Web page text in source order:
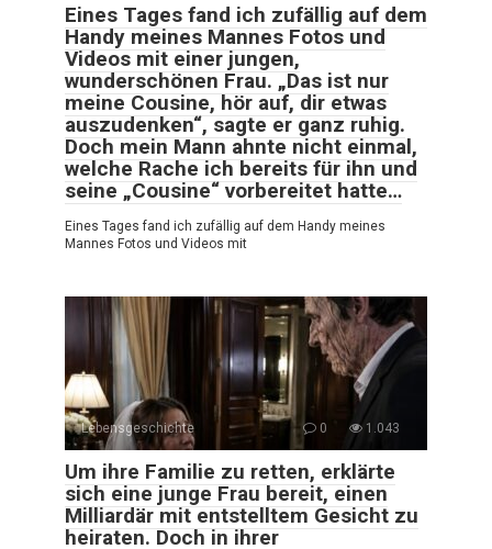
Eines Tages fand ich zufällig auf dem
Handy meines Mannes Fotos und
Videos mit einer jungen,
wunderschönen Frau. „Das ist nur
meine Cousine, hör auf, dir etwas
auszudenken“, sagte er ganz ruhig.
Doch mein Mann ahnte nicht einmal,
welche Rache ich bereits für ihn und
seine „Cousine“ vorbereitet hatte…
Eines Tages fand ich zufällig auf dem Handy meines
Mannes Fotos und Videos mit
Lebensgeschichte 0 1.043
Um ihre Familie zu retten, erklärte
sich eine junge Frau bereit, einen
Milliardär mit entstelltem Gesicht zu
heiraten. Doch in ihrer